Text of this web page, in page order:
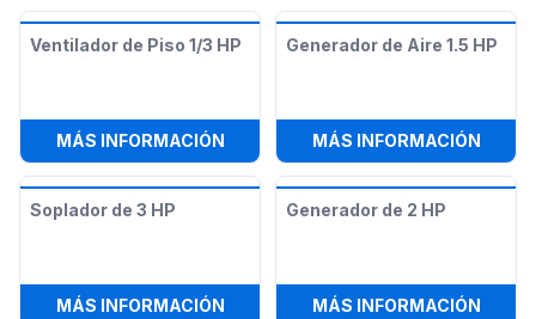
Ventilador de Piso 1/3 HP
MÁS INFORMACIÓN: VENTILADOR DE PISO 1/3 HP
Generador de Aire 1.5 HP
MÁS INFORMACIÓN:
Soplador de 3 HP
MÁS INFORMACIÓN: SOPLADOR DE 3 HP
Generador de 2 HP
MÁS INFORMACIÓN: